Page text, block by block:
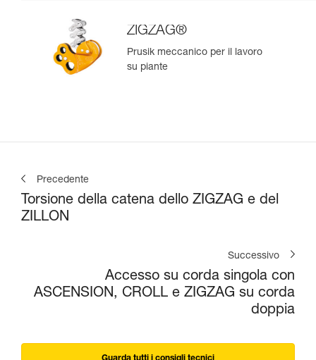
ZIGZAG®
Prusik meccanico per il lavoro
su piante
Precedente
Torsione della catena dello ZIGZAG e del
ZILLON
Successivo
Accesso su corda singola con
ASCENSION, CROLL e ZIGZAG su corda
doppia